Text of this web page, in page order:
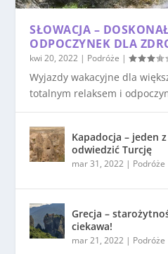
SŁOWACJA –
ODPOCZYNEK DLA
kwi 20, 2022 | Podróże |
Wyjazdy wakacyjne dla
totalnym relaksem i
Kapadocja – jeden
odwiedzić Turcję
mar 31, 2022 | Podróże
Grecja –
ciekawa!
mar 21, 2022 | Podróże